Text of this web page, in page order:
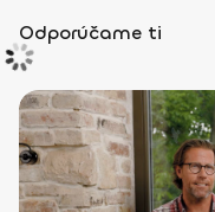
Odporúčame ti